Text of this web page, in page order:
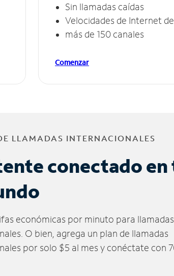
Sin llamadas caídas
Velocidades de Internet
más de 150 canales
Comenzar
LLAMADAS INTERNACIONALES
conectado
económicas por minuto para llamadas
O bien, agrega un plan de llamadas
por solo $5 al mes y conéctate con